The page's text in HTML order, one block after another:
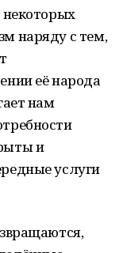
некоторых
наряду с тем,
её народа
нам
и
услуги